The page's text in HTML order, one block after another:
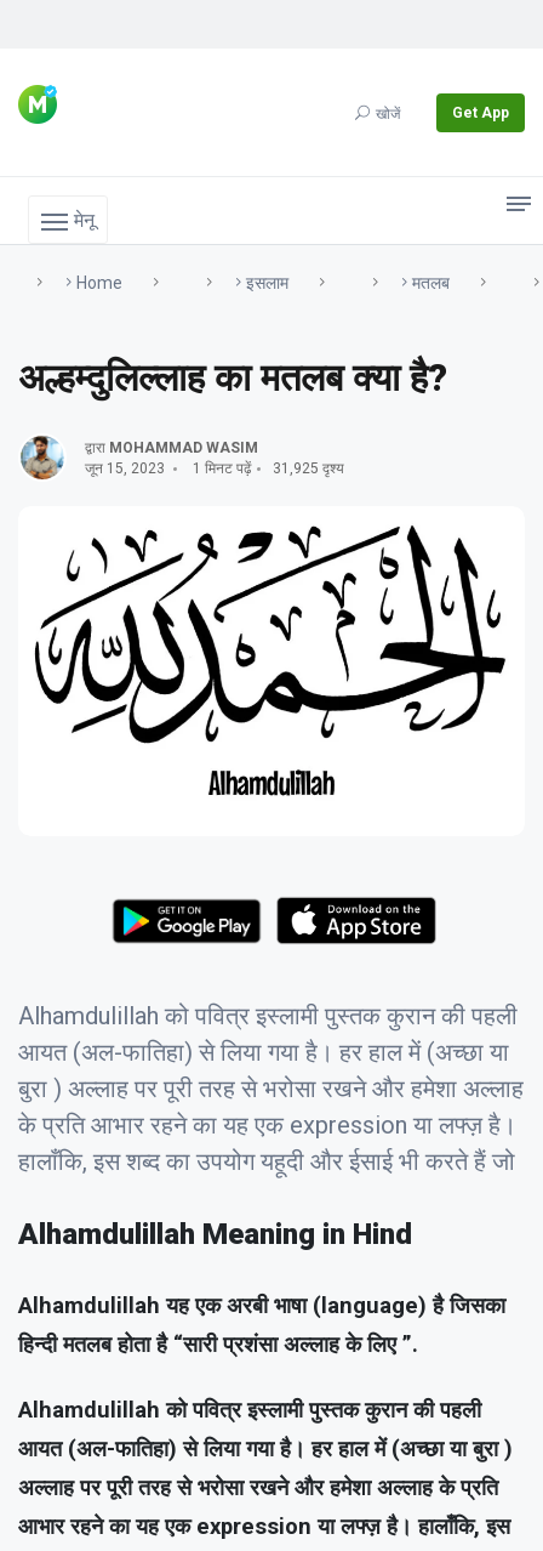
खोजें Get App
मेनू
Home इसलाम मतलब
अल्हम्दुलिल्लाह का मतलब क्या है?
द्वारा MOHAMMAD WASIM
जून 15, 2023
1 मिनट पढ़ें 31,925 दृश्य
Alhamdulillah को पवित्र इस्लामी पुस्तक कुरान की पहली
आयत (अल-फातिहा) से लिया गया है। हर हाल में (अच्छा या
बुरा ) अल्लाह पर पूरी तरह से भरोसा रखने और हमेशा अल्लाह
के प्रति आभार रहने का यह एक expression या लफ्ज़ है।
हालाँकि, इस शब्द का उपयोग यहूदी और ईसाई भी करते हैं जो
Alhamdulillah Meaning in Hind
Alhamdulillah यह एक अरबी भाषा (language) है जिसका
हिन्दी मतलब होता है “सारी प्रशंसा अल्लाह के लिए ”.
Alhamdulillah को पवित्र इस्लामी पुस्तक कुरान की पहली
आयत (अल-फातिहा) से लिया गया है। हर हाल में (अच्छा या बुरा )
अल्लाह पर पूरी तरह से भरोसा रखने और हमेशा अल्लाह के प्रति
आभार रहने का यह एक expression या लफ्ज़ है। हालाँकि, इस